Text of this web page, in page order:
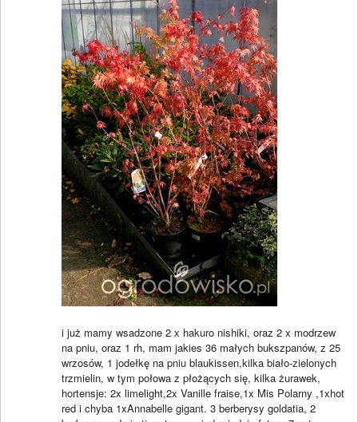
i już mamy wsadzone 2 x hakuro nishiki, oraz 2 x modrzew
na pniu, oraz 1 rh, mam jakies 36 małych bukszpanów, z 25
wrzosów, 1 jodełkę na pniu blaukissen,kilka biało-zielonych
trzmielin, w tym połowa z płożących się, kilka żurawek,
hortensje: 2x limelight,2x Vanille fraise,1x Mis Polarny ,1xhot
red i chyba 1xAnnabelle gigant. 3 berberysy goldatia, 2